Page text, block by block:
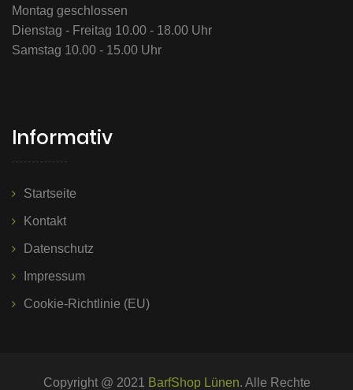
Montag geschlossen
Dienstag - Freitag 10.00 - 18.00 Uhr
Samstag 10.00 - 15.00 Uhr
Informativ
Startseite
Kontakt
Datenschutz
Impressum
Cookie-Richtlinie (EU)
Copyright @ 2021 BarfShop Lünen. Alle Rechte